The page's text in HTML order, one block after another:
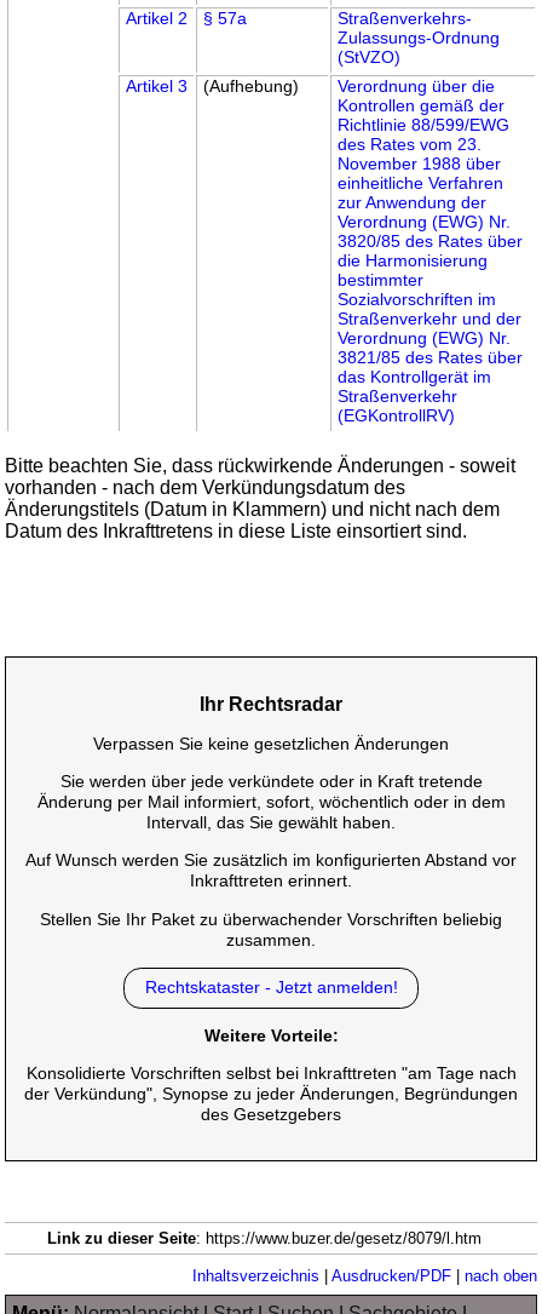
Artikel 2 § 57a
Straßenverkehrs-
Zulassungs-Ordnung
(StVZO)
Artikel 3
(Aufhebung)
Verordnung über die
Kontrollen gemäß der
Richtlinie 88/599/EWG
des Rates vom 23.
November 1988 über
einheitliche Verfahren
zur Anwendung der
Verordnung (EWG) Nr.
3820/85 des Rates über
die Harmonisierung
bestimmter
Sozialvorschriften im
Straßenverkehr und der
Verordnung (EWG) Nr.
3821/85 des Rates über
das Kontrollgerät im
Straßenverkehr
(EGKontrollRV)
Bitte beachten Sie, dass rückwirkende Änderungen - soweit
vorhanden - nach dem Verkündungsdatum des
Änderungstitels (Datum in Klammern) und nicht nach dem
Datum des Inkrafttretens in diese Liste einsortiert sind.
Ihr Rechtsradar
Verpassen Sie keine gesetzlichen Änderungen
Sie werden über jede verkündete oder in Kraft tretende
Änderung per Mail informiert, sofort, wöchentlich oder in dem
Intervall, das Sie gewählt haben.
Auf Wunsch werden Sie zusätzlich im konfigurierten Abstand vor
Inkrafttreten erinnert.
Stellen Sie Ihr Paket zu überwachender Vorschriften beliebig
zusammen.
Rechtskataster - Jetzt anmelden!
Weitere Vorteile:
Konsolidierte Vorschriften selbst bei Inkrafttreten "am Tage nach
der Verkündung", Synopse zu jeder Änderungen, Begründungen
des Gesetzgebers
Link zu dieser Seite: https://www.buzer.de/gesetz/8079/l.htm
Inhaltsverzeichnis Ausdrucken/PDF| nach oben